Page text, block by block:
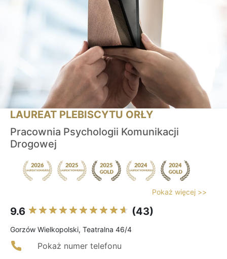
LAUREAT PLEBISCYTU ORŁY
Pracownia Psychologii Komunikacji
Drogowej
Pokaż więcej >>
9.6 (43)
Gorzów Wielkopolski, Teatralna 46/4
Pokaż numer telefonu